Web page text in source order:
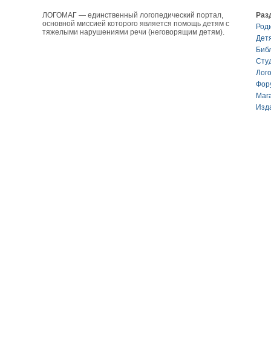
ЛОГОМАГ — единственный логопедический портал,
основной миссией которого является помощь детям с
тяжелыми нарушениями речи (неговорящим детям).